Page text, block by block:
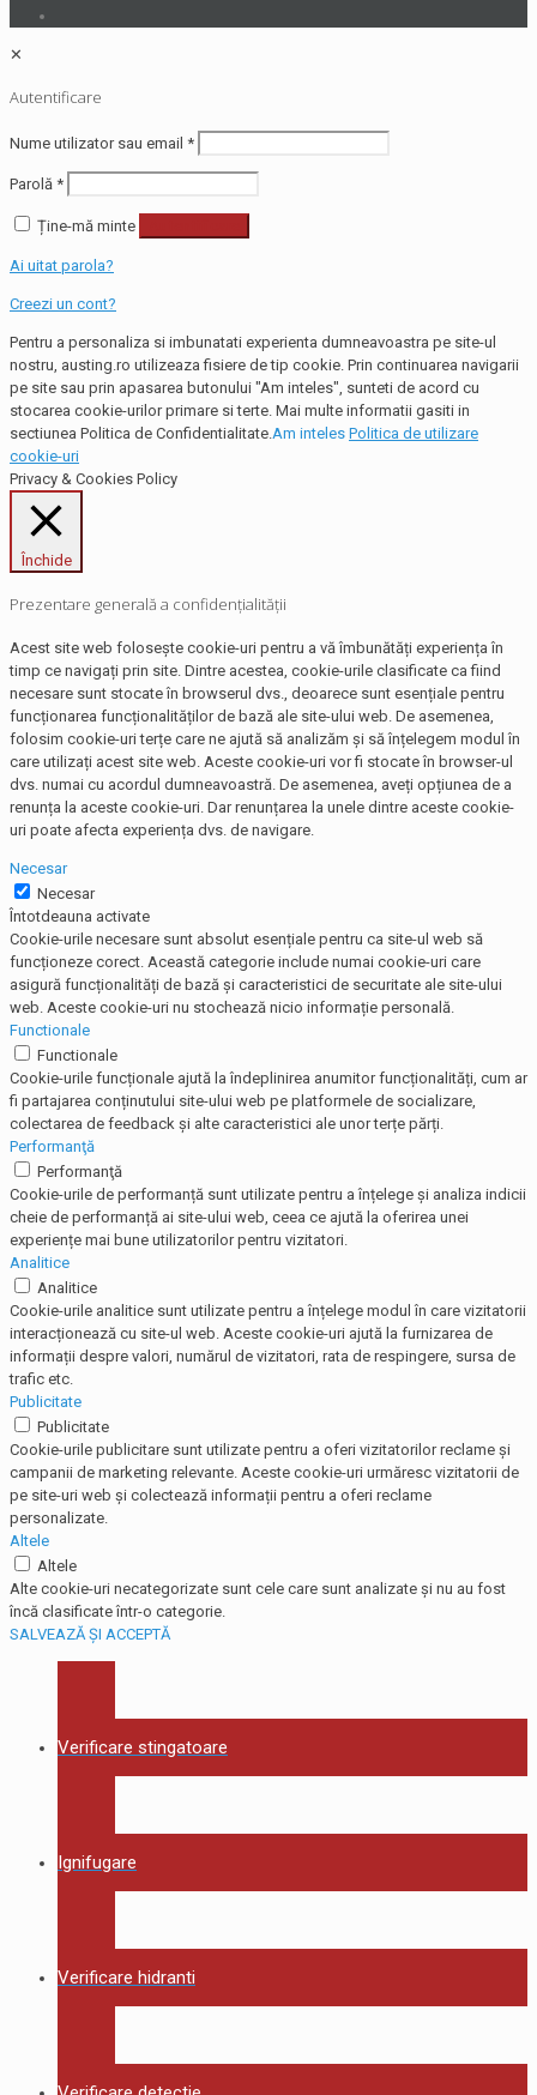
✕
Autentificare
Nume utilizator sau email *
Parolă *
Ține-mă minte
Ai uitat parola?
Creezi un cont?
Pentru a personaliza si imbunatati experienta dumneavoastra pe site-ul
nostru, austing.ro utilizeaza fisiere de tip cookie. Prin continuarea navigarii
pe site sau prin apasarea butonului "Am inteles", sunteti de acord cu
stocarea cookie-urilor primare si terte. Mai multe informatii gasiti in
sectiunea Politica de Confidentialitate. Am inteles Politica de utilizare
cookie-uri
Privacy & Cookies Policy
Închide
Prezentare generală a confidențialității
Acest site web folosește cookie-uri pentru a vă îmbunătăți experiența în
timp ce navigați prin site. Dintre acestea, cookie-urile clasificate ca fiind
necesare sunt stocate în browserul dvs., deoarece sunt esențiale pentru
funcționarea funcționalităților de bază ale site-ului web. De asemenea,
folosim cookie-uri terțe care ne ajută să analizăm și să înțelegem modul în
care utilizați acest site web. Aceste cookie-uri vor fi stocate în browser-ul
dvs. numai cu acordul dumneavoastră. De asemenea, aveți opțiunea de a
renunța la aceste cookie-uri. Dar renunțarea la unele dintre aceste cookie-
uri poate afecta experiența dvs. de navigare.
Necesar
Necesar
Întotdeauna activate
Cookie-urile necesare sunt absolut esențiale pentru ca site-ul web să
funcționeze corect. Această categorie include numai cookie-uri care
asigură funcționalități de bază și caracteristici de securitate ale site-ului
web. Aceste cookie-uri nu stochează nicio informație personală.
Functionale
Functionale
Cookie-urile funcționale ajută la îndeplinirea anumitor funcționalități, cum ar
fi partajarea conținutului site-ului web pe platformele de socializare,
colectarea de feedback și alte caracteristici ale unor terțe părți.
Performanţă
Performanţă
Cookie-urile de performanță sunt utilizate pentru a înțelege și analiza indicii
cheie de performanță ai site-ului web, ceea ce ajută la oferirea unei
experiențe mai bune utilizatorilor pentru vizitatori.
Analitice
Analitice
Cookie-urile analitice sunt utilizate pentru a înțelege modul în care vizitatorii
interacționează cu site-ul web. Aceste cookie-uri ajută la furnizarea de
informații despre valori, numărul de vizitatori, rata de respingere, sursa de
trafic etc.
Publicitate
Publicitate
Cookie-urile publicitare sunt utilizate pentru a oferi vizitatorilor reclame și
campanii de marketing relevante. Aceste cookie-uri urmăresc vizitatorii de
pe site-uri web și colectează informații pentru a oferi reclame
personalizate.
Altele
Altele
Alte cookie-uri necategorizate sunt cele care sunt analizate și nu au fost
încă clasificate într-o categorie.
SALVEAZĂ ȘI ACCEPTĂ
Verificare stingatoare
Ignifugare
Verificare hidranti